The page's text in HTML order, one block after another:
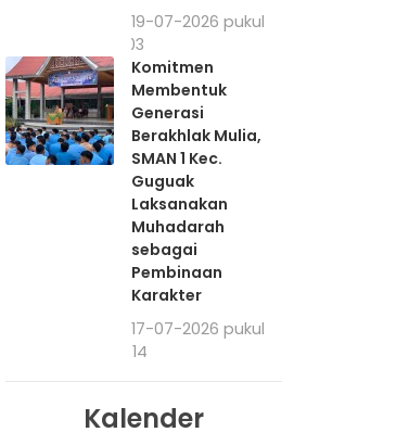
19-07-2026 pukul
12:03
Komitmen
Membentuk
Generasi
Berakhlak Mulia,
SMAN 1 Kec.
Guguak
Laksanakan
Muhadarah
sebagai
Pembinaan
Karakter
17-07-2026 pukul
09:14
Kalender